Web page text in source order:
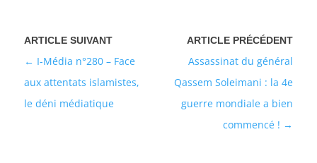
Assassinat du général
Qassem Soleimani : la 4e
guerre mondiale a bien
commencé !
I-Média n°280 – Face
aux attentats islamistes,
le déni médiatique